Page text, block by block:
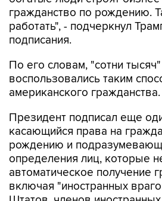
гражданство по рождению.
работать", - подчеркнул
подписания.
По его словам, "сотни
воспользовались таким
американского гражданства.
Президент подписал еще
касающийся права на
рождению и
определения лиц, которые
автоматическое получение
включая "иностранных